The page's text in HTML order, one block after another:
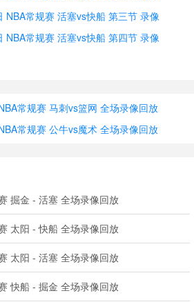
NBA常规赛 活塞vs快船 第三节 录像
NBA常规赛 活塞vs快船 第四节 录像
常规赛 马刺vs篮网 全场录像回放
常规赛 公牛vs魔术 全场录像回放
掘金 - 活塞 全场录像回放
太阳 - 快船 全场录像回放
太阳 - 活塞 全场录像回放
快船 - 掘金 全场录像回放